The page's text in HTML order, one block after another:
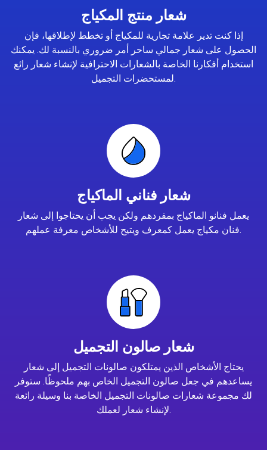
شعار منتج المكياج
إذا كنت تدير علامة تجارية للمكياج أو تخطط لإطلاقها، فإن
الحصول على شعار جمالي ساحر أمر ضروري بالنسبة لك. يمكنك
استخدام أفكارنا الخاصة بالشعارات الاحترافية لإنشاء شعار رائع
لمستحضرات التجميل.
شعار فناني الماكياج
يعمل فنانو الماكياج بمفردهم ولكن يجب أن يحتاجوا إلى شعار
فنان مكياج يعمل كمعرف ويتيح للأشخاص معرفة عملهم.
شعار صالون التجميل
يحتاج الأشخاص الذين يمتلكون صالونات التجميل إلى شعار
يساعدهم في جعل صالون التجميل الخاص بهم ملحوظًا. ستوفر
لك مجموعة شعارات صالونات التجميل الخاصة بنا وسيلة رائعة
لإنشاء شعار لعملك.